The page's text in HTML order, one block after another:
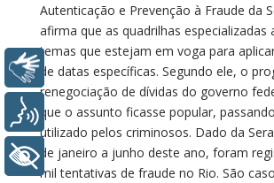
Autenticação e Prevenção à Fraude da
afirma que as quadrilhas especializadas
temas que estejam em voga para
de datas específicas. Segundo ele, o
renegociação de dívidas do governo
que o assunto ficasse popular,
utilizado pelos criminosos. Dado da
de janeiro a junho deste ano, foram
mil tentativas de fraude no Rio. São
Libras
Voz
+ Acessibilidade